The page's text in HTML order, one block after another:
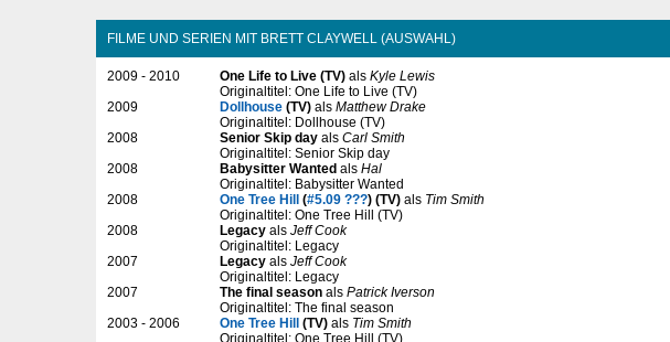
FILME UND SERIEN MIT BRETT CLAYWELL (AUSWAHL)
2009 - 2010 One Life to Live (TV) als Kyle Lewis
Originaltitel: One Life to Live (TV)
2009
Dollhouse (TV) als Matthew Drake
Originaltitel: Dollhouse (TV)
2008
Senior Skip day als Carl Smith
Originaltitel: Senior Skip day
2008
Babysitter Wanted als Hal
Originaltitel: Babysitter Wanted
2008
One Tree Hill (#5.09 ???) (TV) als Tim Smith
Originaltitel: One Tree Hill (TV)
2008
Legacy als Jeff Cook
Originaltitel: Legacy
2007
Legacy als Jeff Cook
Originaltitel: Legacy
2007
The final season als Patrick Iverson
Originaltitel: The final season
2003 - 2006
One Tree Hill (TV) als Tim Smith
Originaltitel: One Tree Hill (TV)